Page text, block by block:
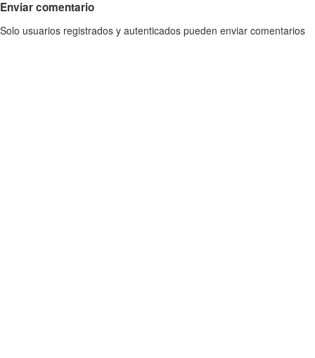
Enviar comentario
Solo usuarios registrados y autenticados pueden enviar comentarios